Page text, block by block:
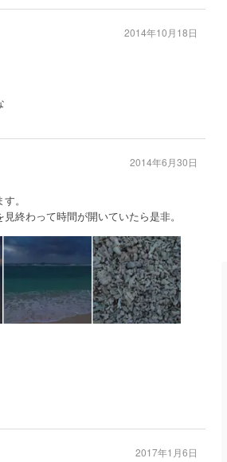
2014年10月18日
。
終わって時間が開いていたら是非。
2014年6月30日
2017年1月6日